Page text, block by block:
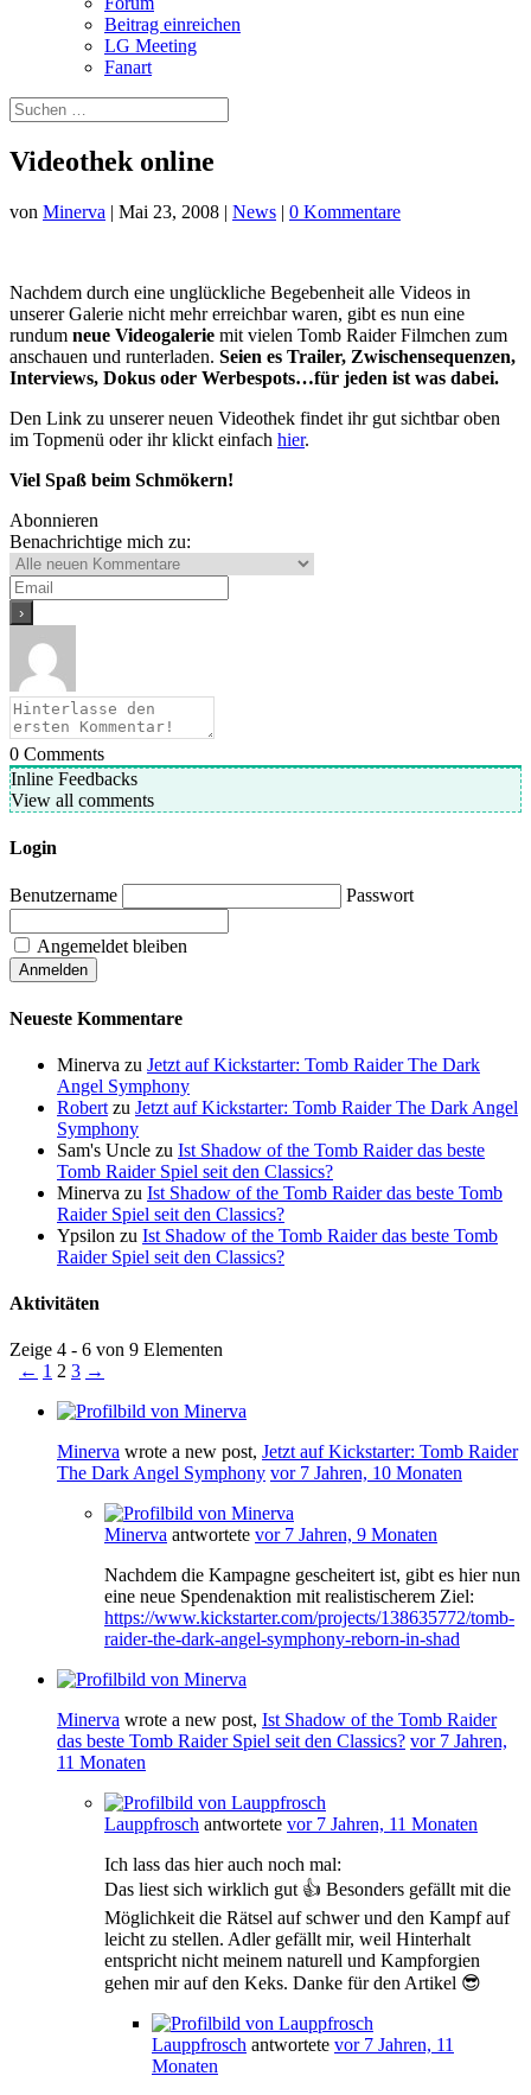
Beitrag einreichen
LG Meeting
Fanart
Videothek online
von Minerva | Mai 23, 2008 | News | 0 Kommentare
Nachdem durch eine unglückliche Begebenheit alle Videos in
unserer Galerie nicht mehr erreichbar waren, gibt es nun eine
rundum neue Videogalerie mit vielen Tomb Raider Filmchen zum
anschauen und runterladen. Seien es Trailer, Zwischensequenzen,
Interviews, Dokus oder Werbespots…für jeden ist was dabei.
Den Link zu unserer neuen Videothek findet ihr gut sichtbar oben
im Topmenü oder ihr klickt einfach hier.
Viel Spaß beim Schmökern!
Abonnieren
Benachrichtige mich zu:
0 Comments
Inline Feedbacks
View all comments
Login
Benutzername Passwort
Angemeldet bleiben
Neueste Kommentare
Minerva zu Jetzt auf Kickstarter: Tomb Raider The Dark
Angel Symphony
Robert zu Jetzt auf Kickstarter: Tomb Raider The Dark Angel
Symphony
Sam's Uncle zu Ist Shadow of the Tomb Raider das beste
Tomb Raider Spiel seit den Classics?
Minerva zu Ist Shadow of the Tomb Raider das beste Tomb
Raider Spiel seit den Classics?
Ypsilon zu Ist Shadow of the Tomb Raider das beste Tomb
Raider Spiel seit den Classics?
Aktivitäten
Zeige 4 - 6 von 9 Elementen
← 1 2 3 →
Minerva wrote a new post, Jetzt auf Kickstarter: Tomb Raider
The Dark Angel Symphony vor 7 Jahren, 10 Monaten
Minerva antwortete vor 7 Jahren, 9 Monaten
Nachdem die Kampagne gescheitert ist, gibt es hier nun
eine neue Spendenaktion mit realistischerem Ziel:
https://www.kickstarter.com/projects/138635772/tomb-
raider-the-dark-angel-symphony-reborn-in-shad
Minerva wrote a new post, Ist Shadow of the Tomb Raider
das beste Tomb Raider Spiel seit den Classics? vor 7 Jahren,
11 Monaten
Lauppfrosch antwortete vor 7 Jahren, 11 Monaten
Ich lass das hier auch noch mal:
Das liest sich wirklich gut 👍 Besonders gefällt mit die
Möglichkeit die Rätsel auf schwer und den Kampf auf
leicht zu stellen. Adler gefällt mir, weil Hinterhalt
entspricht nicht meinem naturell und Kampforgien
gehen mir auf den Keks. Danke für den Artikel 😎
Lauppfrosch antwortete vor 7 Jahren, 11
Monaten